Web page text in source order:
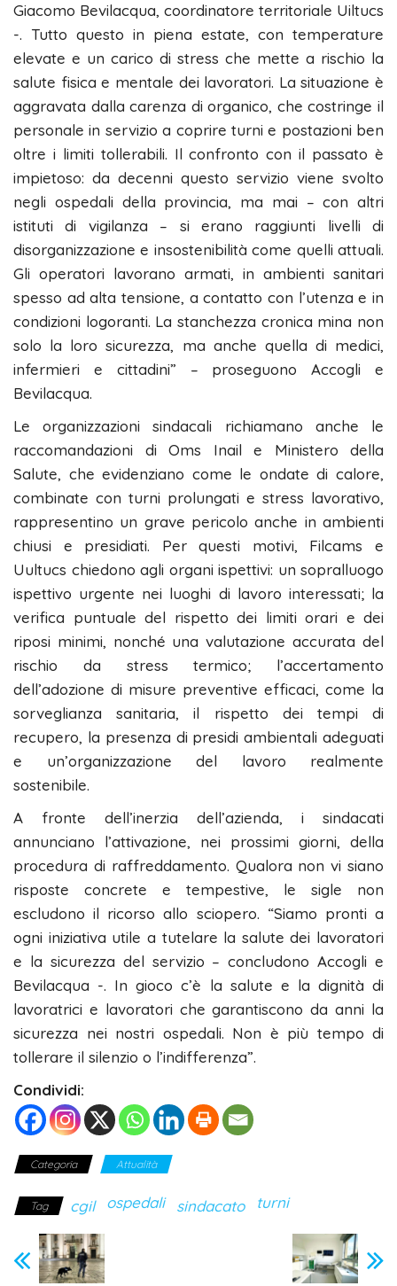
Giacomo Bevilacqua, coordinatore territoriale Uiltucs
-. Tutto questo in piena estate, con temperature
elevate e un carico di stress che mette a rischio la
salute fisica e mentale dei lavoratori. La situazione è
aggravata dalla carenza di organico, che costringe il
personale in servizio a coprire turni e postazioni ben
oltre i limiti tollerabili. Il confronto con il passato è
impietoso: da decenni questo servizio viene svolto
negli ospedali della provincia, ma mai – con altri
istituti di vigilanza – si erano raggiunti livelli di
disorganizzazione e insostenibilità come quelli attuali.
Gli operatori lavorano armati, in ambienti sanitari
spesso ad alta tensione, a contatto con l’utenza e in
condizioni logoranti. La stanchezza cronica mina non
solo la loro sicurezza, ma anche quella di medici,
infermieri e cittadini” – proseguono Accogli e
Bevilacqua.
Le organizzazioni sindacali richiamano anche le
raccomandazioni di Oms Inail e Ministero della
Salute, che evidenziano come le ondate di calore,
combinate con turni prolungati e stress lavorativo,
rappresentino un grave pericolo anche in ambienti
chiusi e presidiati. Per questi motivi, Filcams e
Uultucs chiedono agli organi ispettivi: un sopralluogo
ispettivo urgente nei luoghi di lavoro interessati; la
verifica puntuale del rispetto dei limiti orari e dei
riposi minimi, nonché una valutazione accurata del
rischio da stress termico; l’accertamento
dell’adozione di misure preventive efficaci, come la
sorveglianza sanitaria, il rispetto dei tempi di
recupero, la presenza di presidi ambientali adeguati
e un’organizzazione del lavoro realmente
sostenibile.
A fronte dell’inerzia dell’azienda, i sindacati
annunciano l’attivazione, nei prossimi giorni, della
procedura di raffreddamento. Qualora non vi siano
risposte concrete e tempestive, le sigle non
escludono il ricorso allo sciopero. “Siamo pronti a
ogni iniziativa utile a tutelare la salute dei lavoratori
e la sicurezza del servizio – concludono Accogli e
Bevilacqua -. In gioco c’è la salute e la dignità di
lavoratrici e lavoratori che garantiscono da anni la
sicurezza nei nostri ospedali. Non è più tempo di
tollerare il silenzio o l’indifferenza”.
Condividi:
Categoria Attualità
Tag cgil ospedali sindacato turni